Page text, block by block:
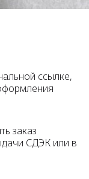
ссылке,
заказ
СДЭК или в